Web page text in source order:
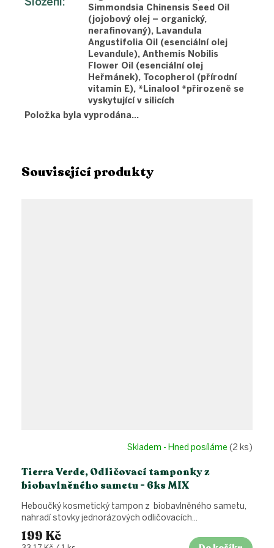
Související produkty
Tierra Verde, Odličovací tamponky z
biobavlněného sametu - 6ks MIX
Skladem - Hned posíláme (2 ks)
199 Kč
Heboučký kosmetický tampon z biobavlněného sametu,
nahradí stovky jednorázových odličovacích...
Simmondsia Chinensis Seed Oil
(jojobový olej – organický,
nerafinovaný), Lavandula
Angustifolia Oil (esenciální olej
Levandule), Anthemis Nobilis
Flower Oil (esenciální olej
Heřmánek), Tocopherol (přírodní
vitamin E), *Linalool *přirozeně se
vyskytující v silicích
Položka byla vyprodána…